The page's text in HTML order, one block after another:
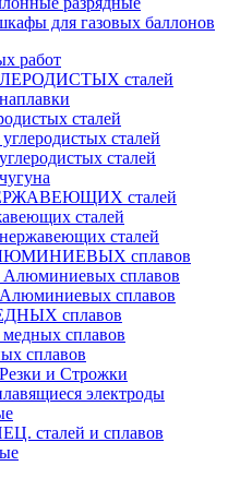
для газовых баллонов
работ
сталей
сталей
сталей
сталей
сталей
сталей
сталей
сплавов
сплавов
сплавов
сплавов
сплавов
сплавов
и Строжки
электроды
сталей и сплавов